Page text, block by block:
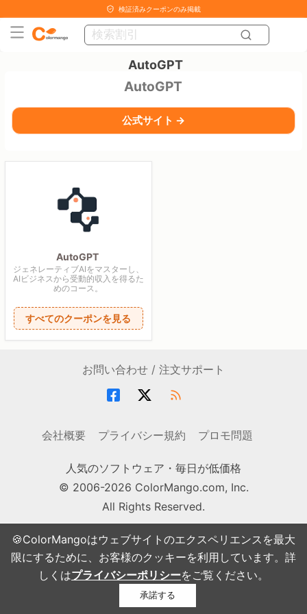
🍪ColorMangoはウェブサイトのエクスペリエンスを最大
限にするために、お客様のクッキーを利用しています。詳
しくはプライバシーポリシーをご覧ください。
承諾する
検証済みクーポンのみ掲載
AutoGPT
AutoGPT
公式サイト →
AutoGPT
ジェネレーティブAIをマスターし、
AIビジネスから受動的収入を得るた
めのコース。
すべてのクーポンを見る
お問い合わせ / 注文サポート
会社概要 プライバシー規約 プロモ問題
人気のソフトウェア・毎日が低価格
© 2006-2026 ColorMango.com, Inc.
All Rights Reserved.